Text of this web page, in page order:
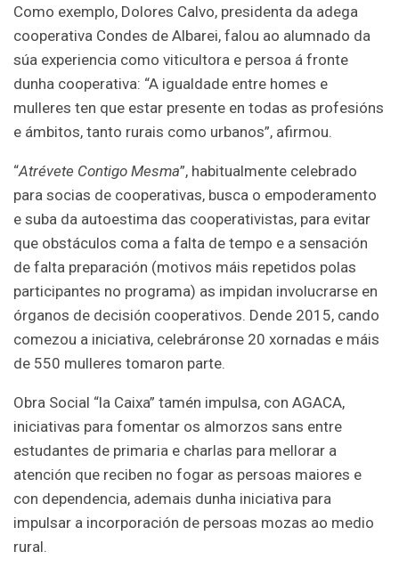
Como exemplo, Dolores Calvo, presidenta da adega
cooperativa Condes de Albarei, falou ao alumnado da
súa experiencia como viticultora e persoa á fronte
dunha cooperativa: “A igualdade entre homes e
mulleres ten que estar presente en todas as profesións
e ámbitos, tanto rurais como urbanos”, afirmou.
“Atrévete Contigo Mesma”, habitualmente celebrado
para socias de cooperativas, busca o empoderamento
e suba da autoestima das cooperativistas, para evitar
que obstáculos coma a falta de tempo e a sensación
de falta preparación (motivos máis repetidos polas
participantes no programa) as impidan involucrarse en
órganos de decisión cooperativos. Dende 2015, cando
comezou a iniciativa, celebráronse 20 xornadas e máis
de 550 mulleres tomaron parte.
Obra Social “la Caixa” tamén impulsa, con AGACA,
iniciativas para fomentar os almorzos sans entre
estudantes de primaria e charlas para mellorar a
atención que reciben no fogar as persoas maiores e
con dependencia, ademais dunha iniciativa para
impulsar a incorporación de persoas mozas ao medio
rural.